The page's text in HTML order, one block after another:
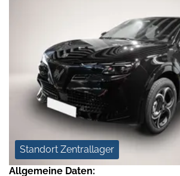
Standort Zentrallager
Allgemeine Daten: